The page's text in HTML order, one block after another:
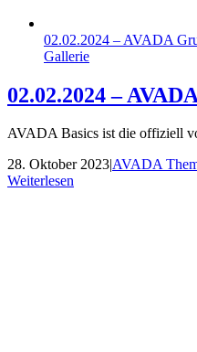
02.02.2024 – AVADA
Gallerie
02.02.2024 –
AVADA Basics ist die offiziell
28. Oktober 2023|AVADA
Weiterlesen